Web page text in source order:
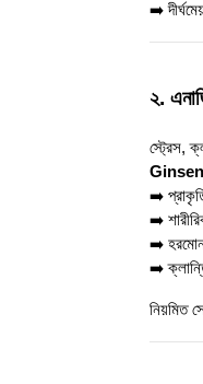
➡️
২.
স্ট্রেস,
➡️
➡️
➡️ হরমোন
➡️
নিয়মিত